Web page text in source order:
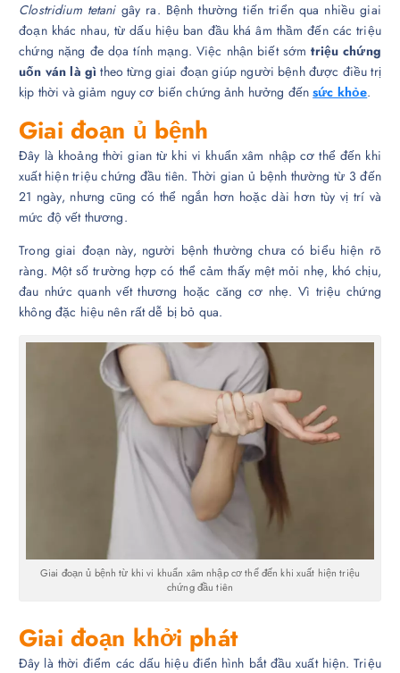
Clostridium tetanigây ra. Bệnh thường tiến triển qua nhiều giai
đoạn khác nhau, từ dấu hiệu ban đầu khá âm thầm đến các triệu
chứng nặng đe dọa tính mạng. Việc nhận biết sớm triệu chứng
uốn ván là gìtheo từng giai đoạn giúp người bệnh được điều trị
kịp thời và giảm nguy cơ biến chứng ảnh hưởng đếnsức khỏe.
Giai đoạn ủ bệnh
Đây là khoảng thời gian từ khi vi khuẩn xâm nhập cơ thể đến khi
xuất hiện triệu chứng đầu tiên. Thời gian ủ bệnh thường từ 3 đến
21 ngày, nhưng cũng có thể ngắn hơn hoặc dài hơn tùy vị trí và
mức độ vết thương.
Trong giai đoạn này, người bệnh thường chưa có biểu hiện rõ
ràng. Một số trường hợp có thể cảm thấy mệt mỏi nhẹ, khó chịu,
đau nhức quanh vết thương hoặc căng cơ nhẹ. Vì triệu chứng
không đặc hiệu nên rất dễ bị bỏ qua.
Giai đoạn ủ bệnh từ khi vi khuẩn xâm nhập cơ thể đến khi xuất hiện triệu
chứng đầu tiên
Giai đoạn khởi phát
Đây là thời điểm các dấu hiệu điển hình bắt đầu xuất hiện. Triệu